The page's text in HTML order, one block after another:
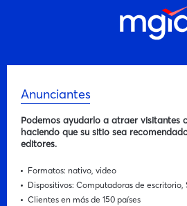
Anunciantes
Podemos ayudarlo a atraer visitantes
haciendo que su sitio sea
editores.
Formatos: nativo, video
Dispositivos: Computadoras de escritorio,
Clientes en más de 150 países